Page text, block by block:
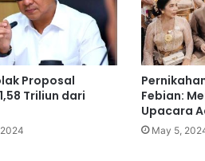
Proposal
Triliun dari
Febian:
Upacara
May 5,